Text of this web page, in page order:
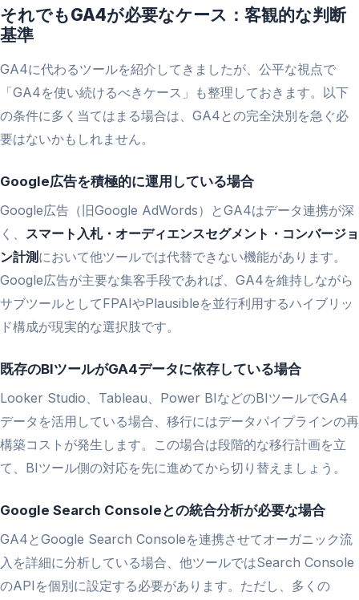
それでもGA4が必要なケース：客観的な判断
基準
GA4に代わるツールを紹介してきましたが、公平な視点で
「GA4を使い続けるべきケース」も整理しておきます。以下
の条件に多く当てはまる場合は、GA4との完全決別を急ぐ必
要はないかもしれません。
Google広告を積極的に運用している場合
Google広告（旧Google AdWords）とGA4はデータ連携が深
く、 スマート入札・オーディエンスセグメント・コンバージョ
ン計測 において他ツールでは代替できない機能があります。
Google広告が主要な集客手段であれば、GA4を維持しながら
サブツールとしてFPAIやPlausibleを並行利用するハイブリッ
ド構成が現実的な選択肢です。
既存のBIツールがGA4データに依存している場合
Looker Studio、Tableau、Power BIなどのBIツールでGA4
データを活用している場合、移行にはデータパイプラインの再
構築コストが発生します。この場合は段階的な移行計画を立
て、BIツール側の対応を先に進めてから切り替えましょう。
Google Search Consoleとの統合分析が必要な場合
GA4とGoogle Search Consoleを連携させてオーガニック流
入を詳細に分析している場合、他ツールではSearch Console
のAPIを個別に設定する必要があります。ただし、多くの